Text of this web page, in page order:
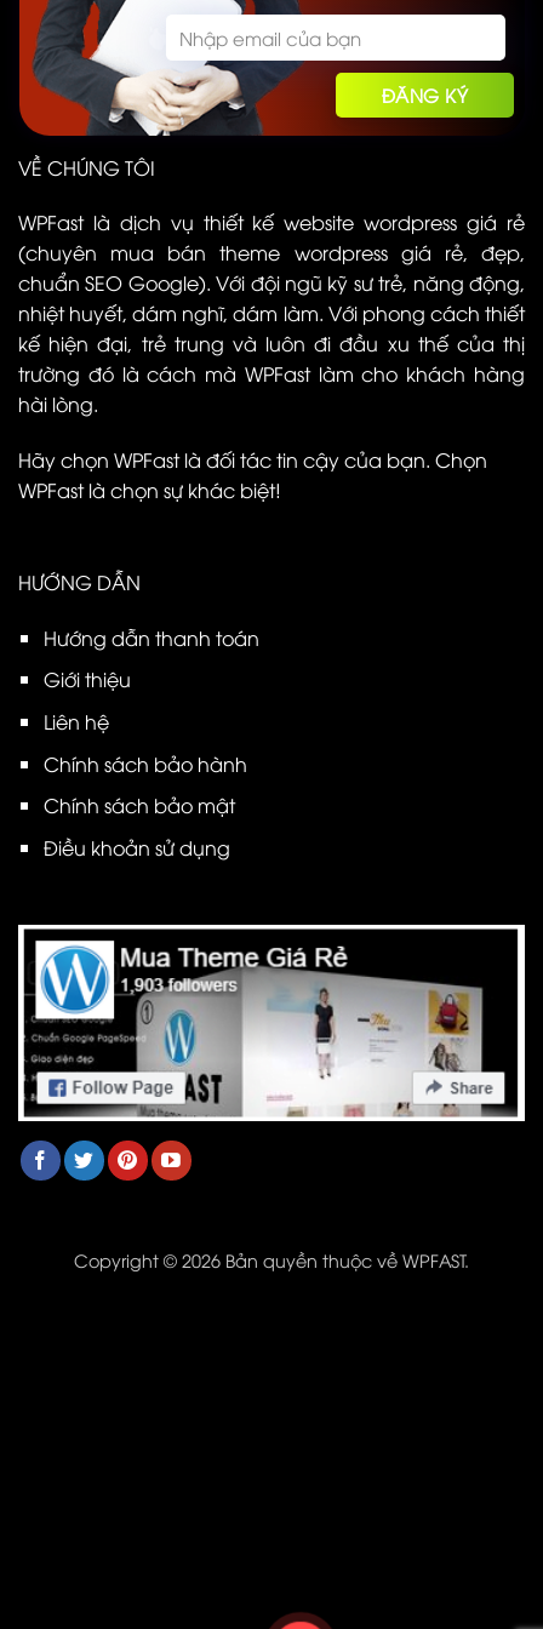
VỀ CHÚNG TÔI
WPFast là dịch vụ thiết kế website wordpress giá rẻ
(chuyên mua bán theme wordpress giá rẻ, đẹp,
chuẩn SEO Google). Với đội ngũ kỹ sư trẻ, năng động,
nhiệt huyết, dám nghĩ, dám làm. Với phong cách thiết
kế hiện đại, trẻ trung và luôn đi đầu xu thế của thị
trường đó là cách mà WPFast làm cho khách hàng
hài lòng.
Hãy chọn WPFast là đối tác tin cậy của bạn. Chọn
WPFast là chọn sự khác biệt!
HƯỚNG DẪN
Hướng dẫn thanh toán
Giới thiệu
Liên hệ
Chính sách bảo hành
Chính sách bảo mật
Điều khoản sử dụng
Copyright © 2026 Bản quyền thuộc về WPFAST.